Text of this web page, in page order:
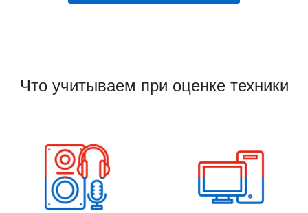
Что учитываем при оценке техники